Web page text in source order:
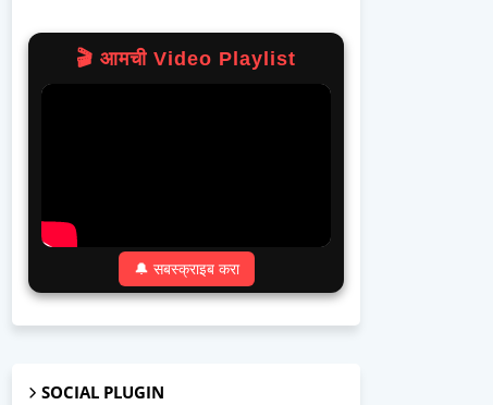
🎬 आमची Video Playlist
🔔 सबस्क्राइब करा
SOCIAL PLUGIN